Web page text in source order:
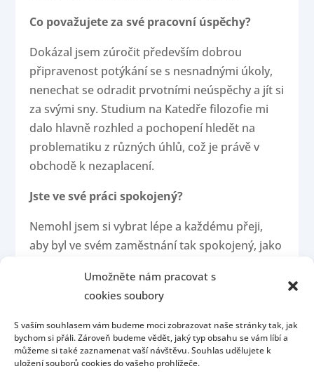
Umožněte nám pracovat s
cookies soubory
S vaším souhlasem vám budeme moci zobrazovat naše stránky tak, jak
bychom si přáli. Zároveň budeme vědět, jaký typ obsahu se vám líbí a
můžeme si také zaznamenat vaší návštěvu. Souhlas udělujete k
uložení souborů cookies do vašeho prohlížeče.
Co považujete za své pracovní úspěchy?
Dokázal jsem zúročit především dobrou
připravenost potýkání se s nesnadnými úkoly,
nenechat se odradit prvotními neúspěchy a jít si
za svými sny. Studium na Katedře filozofie mi
dalo hlavně rozhled a pochopení hledět na
problematiku z různých úhlů, což je právě v
obchodě k nezaplacení.
Jste ve své práci spokojený?
Nemohl jsem si vybrat lépe a každému přeji,
aby byl ve svém zaměstnání tak spokojený, jako